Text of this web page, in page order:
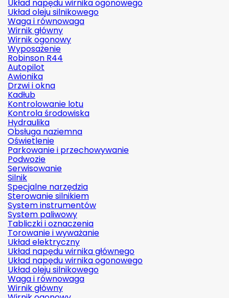
Układ napędu wirnika ogonowego
Układ oleju silnikowego
Waga i równowaga
Wirnik główny
Wirnik ogonowy
Wyposażenie
Robinson R44
Autopilot
Awionika
Drzwi i okna
Kadłub
Kontrolowanie lotu
Kontrola środowiska
Hydraulika
Obsługa naziemna
Oświetlenie
Parkowanie i przechowywanie
Podwozie
Serwisowanie
Silnik
Specjalne narzędzia
Sterowanie silnikiem
System instrumentów
System paliwowy
Tabliczki i oznaczenia
Torowanie i wyważanie
Układ elektryczny
Układ napędu wirnika głównego
Układ napędu wirnika ogonowego
Układ oleju silnikowego
Waga i równowaga
Wirnik główny